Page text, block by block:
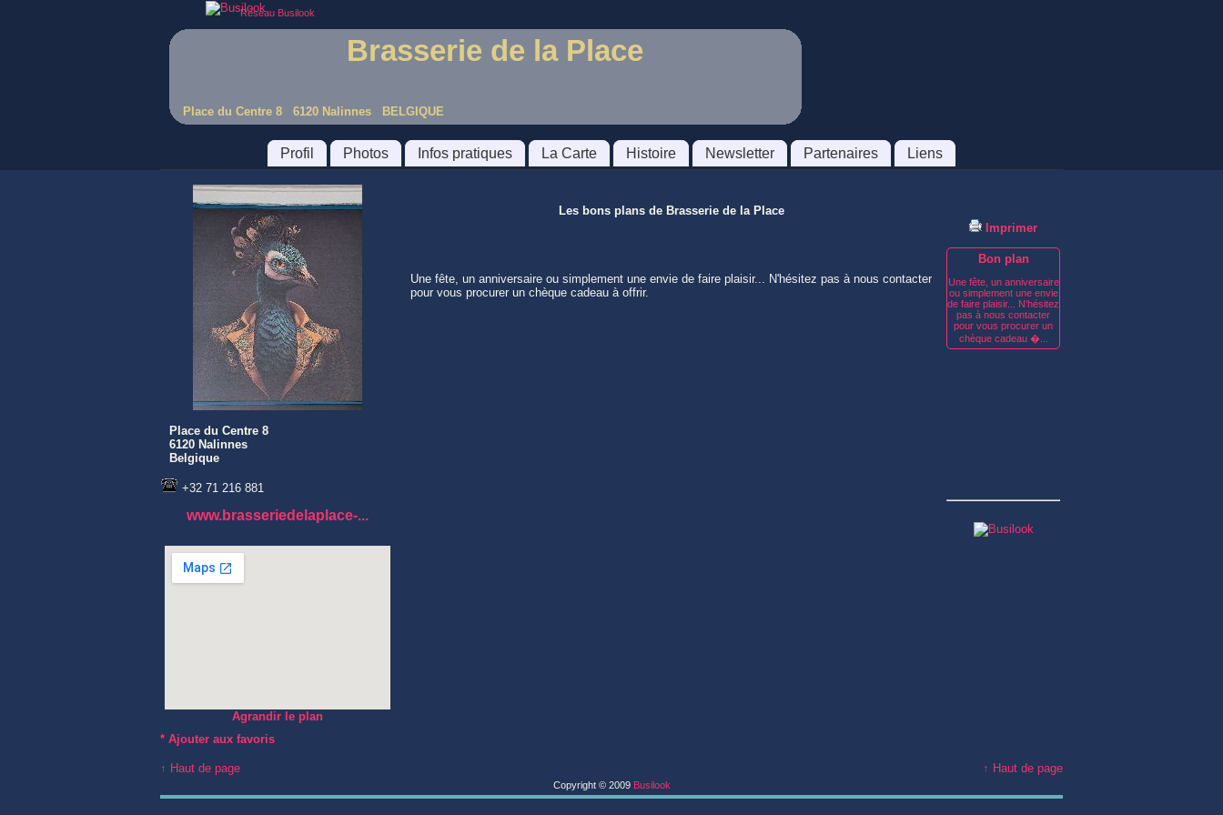
Réseau Busilook
Brasserie de la Place
Place du Centre 8 6120 Nalinnes BELGIQUE
Profil Photos Infos pratiques La Carte Histoire Newsletter Partenaires Liens
Place du Centre 8
6120 Nalinnes
Belgique
+32 71 216 881
www.brasseriedelaplace-...
Agrandir le plan
* Ajouter aux favoris
Imprimer
Bon plan
Une fête, un anniversaire
ou simplement une envie
de faire plaisir... N'hésitez
pas à nous contacter
pour vous procurer un
chèque cadeau �...
Les bons plans de Brasserie de la Place
Une fête, un anniversaire ou simplement une envie de faire plaisir... N'hésitez pas à nous contacter
pour vous procurer un chèque cadeau à offrir.
↑ Haut de page ↑ Haut de page
Copyright © 2009 Busilook